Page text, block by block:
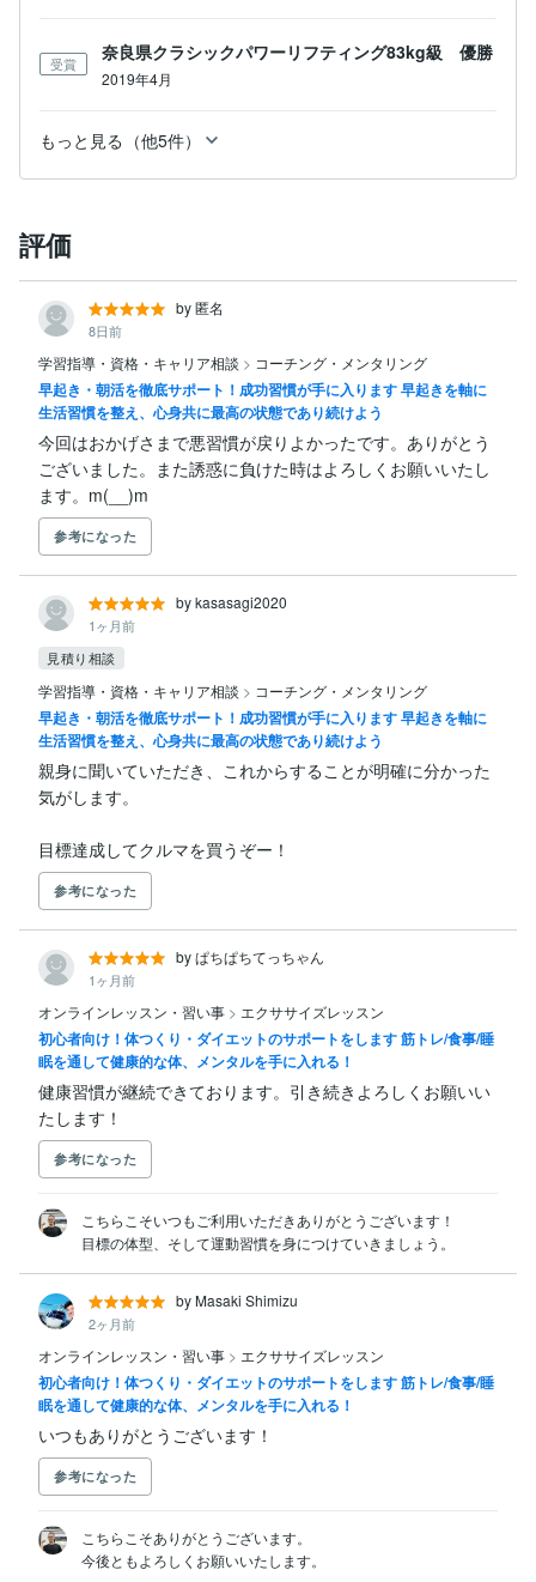
受賞
奈良県クラシックパワーリフティング83kg級 優勝
2019年4月
もっと見る（他5件）
評価
by 匿名
8日前
学習指導・資格・キャリア相談 > コーチング・メンタリング
早起き・朝活を徹底サポート！成功習慣が手に入ります 早起きを軸に
生活習慣を整え、心身共に最高の状態であり続けよう
今回はおかげさまで悪習慣が戻りよかったです。ありがとう
ございました。また誘惑に負けた時はよろしくお願いいたし
ます。m(__)m
参考になった
by kasasagi2020
1ヶ月前
見積り相談
学習指導・資格・キャリア相談 > コーチング・メンタリング
早起き・朝活を徹底サポート！成功習慣が手に入ります 早起きを軸に
生活習慣を整え、心身共に最高の状態であり続けよう
親身に聞いていただき、これからすることが明確に分かった
気がします。
目標達成してクルマを買うぞー！
参考になった
by ぱちぱちてっちゃん
1ヶ月前
オンラインレッスン・習い事 > エクササイズレッスン
初心者向け！体つくり・ダイエットのサポートをします 筋トレ/食事/睡
眠を通して健康的な体、メンタルを手に入れる！
健康習慣が継続できております。引き続きよろしくお願いい
たします！
参考になった
こちらこそいつもご利用いただきありがとうございます！
目標の体型、そして運動習慣を身につけていきましょう。
by Masaki Shimizu
2ヶ月前
オンラインレッスン・習い事 > エクササイズレッスン
初心者向け！体つくり・ダイエットのサポートをします 筋トレ/食事/睡
眠を通して健康的な体、メンタルを手に入れる！
いつもありがとうございます！
参考になった
こちらこそありがとうございます。
今後ともよろしくお願いいたします。